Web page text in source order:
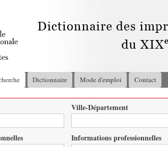
principal
Dictionnaire Mode d'emploi Contact
Ville-Département
Informations professionnelles